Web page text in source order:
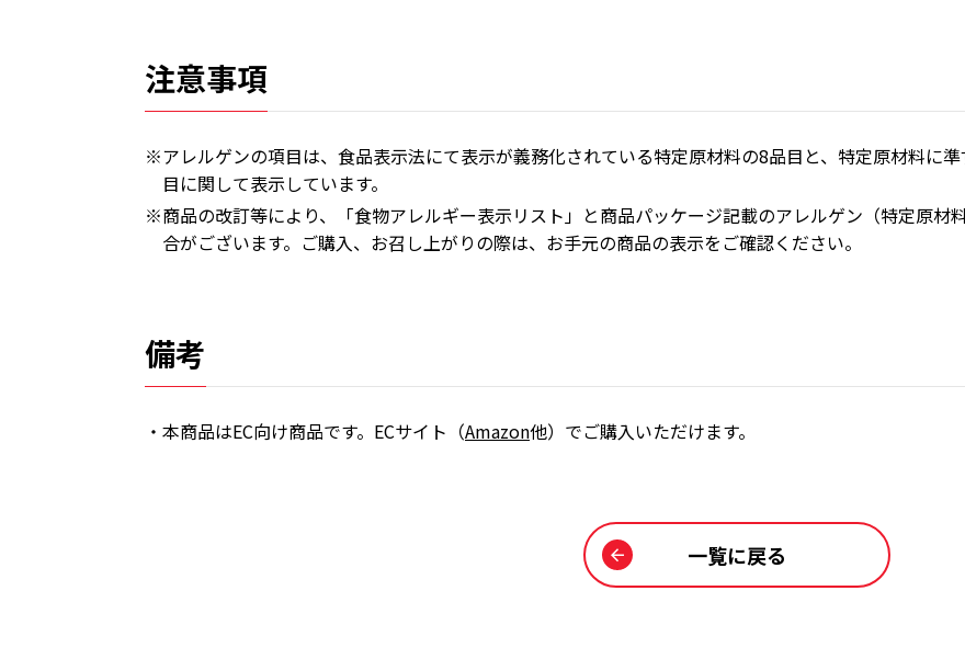
注意事項
※アレルゲンの項目は、食品表示法にて表示が義務化されている特定原材料の8品目と、特定原材料に
目に関して表示しています。
※商品の改訂等により、「食物アレルギー表示リスト」と商品パッケージ記載のアレルゲン（特定原材
合がございます。ご購入、お召し上がりの際は、お手元の商品の表示をご確認ください。
備考
・本商品はEC向け商品です。ECサイト（Amazon他）でご購入いただけます。
一覧に戻る